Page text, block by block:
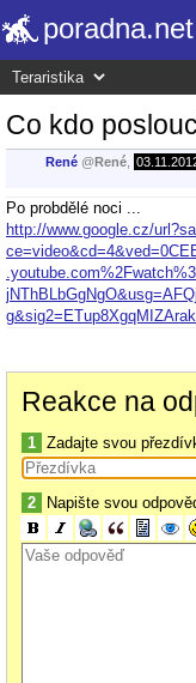
poradna.net
Co kdo
René @René
Po probdělé noci ...
http://www.google.cz/
Reakce na
1 Zadajte svou
2 Napište svou